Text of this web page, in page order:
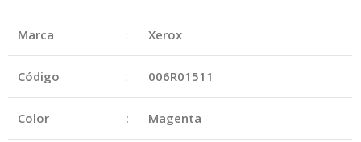
Marca : Xerox
Código : 006R01511
Color : Magenta